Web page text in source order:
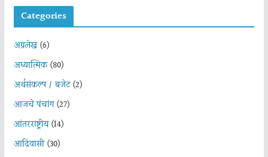
Categories
अग्रलेख(6)
अध्यात्मिक(80)
अर्थसंकल्प / बजेट(2)
आजचे पंचांग(27)
आंतरराष्ट्रीय(14)
आदिवासी(30)